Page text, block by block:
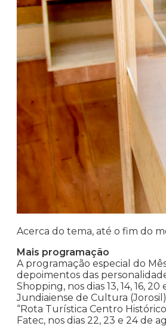
Acerca do tema, até o fim do
Mais programação
A programação especial do
depoimentos das
Shopping, nos dias 13, 14, 16,
Jundiaiense de Cultura
“Rota Turística Centro
Fatec, nos dias 22, 23 e 24 de